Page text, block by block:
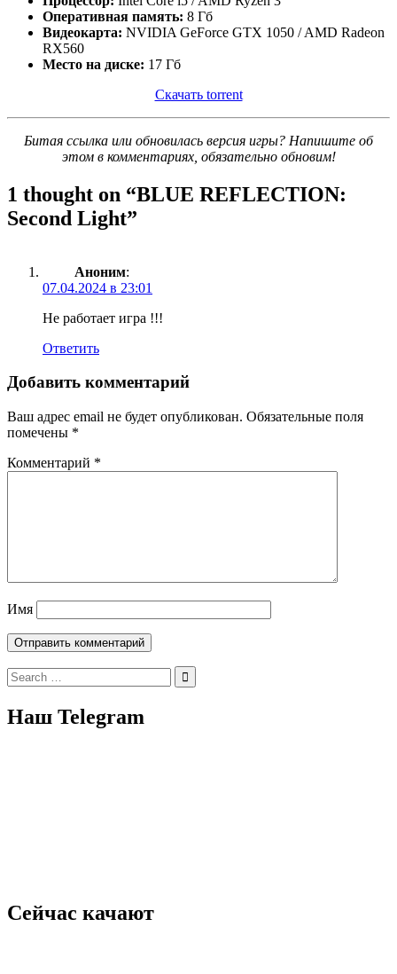
Оперативная память: 8 Гб
Видеокарта: NVIDIA GeForce GTX 1050 / AMD Radeon
RX560
Место на диске: 17 Гб
Скачать torrent
Битая ссылка или обновилась версия игры? Напишите об
этом в комментариях, обязательно обновим!
1 thought on “BLUE REFLECTION:
Second Light”
Аноним:
07.04.2024 в 23:01
Не работает игра !!!
Ответить
Добавить комментарий
Ваш адрес email не будет опубликован. Обязательные поля
помечены *
Комментарий *
Имя
Search
for:
Наш Telegram
Сейчас качают